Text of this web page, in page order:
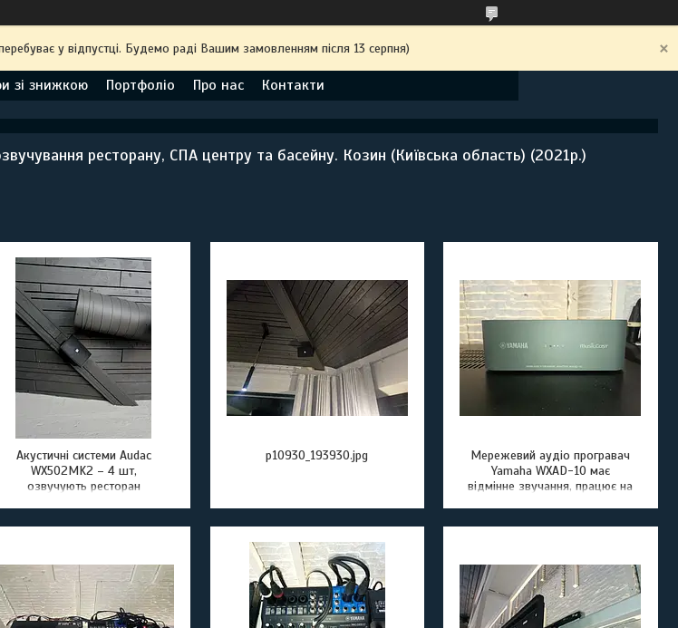
у відпустці. Будемо раді Вашим замовленням після 13 серпня)
зі знижкою Портфоліо Про нас Контакти
ресторану, СПА центру та басейну. Козин (Київська область) (2021р.)
Акустичні системи Audac
WX502MK2 – 4 шт,
озвучують ресторан
p10930_193930.jpg
Мережевий аудіо програвач
Yamaha WXAD-10 має
відмінне звучання, працює на